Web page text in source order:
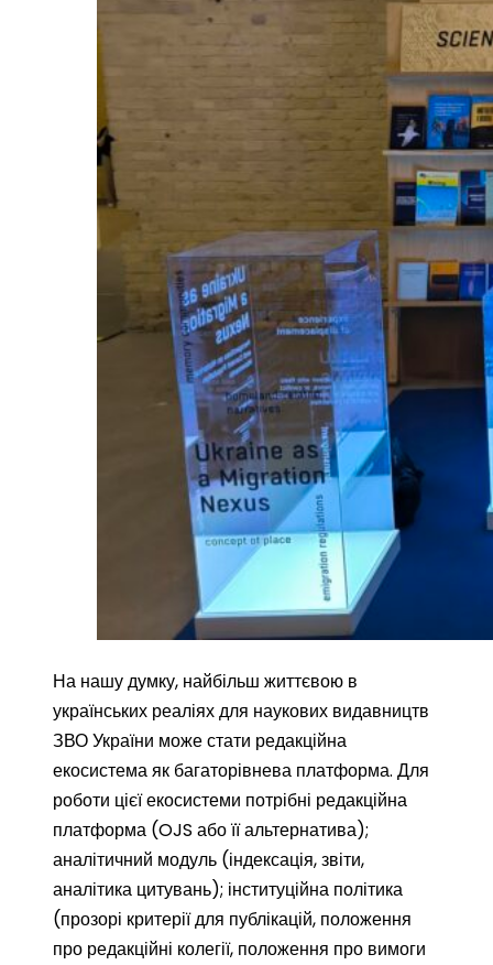
На нашу думку, найбільш життєвою в
українських реаліях для наукових видавництв
ЗВО України може стати редакційна
екосистема як багаторівнева платформа. Для
роботи цієї екосистеми потрібні редакційна
платформа (OJS або її альтернатива);
аналітичний модуль (індексація, звіти,
аналітика цитувань); інституційна політика
(прозорі критерії для публікацій, положення
про редакційні колегії, положення про вимоги